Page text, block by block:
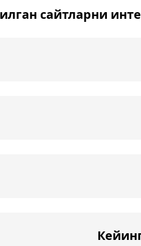
сайтларни